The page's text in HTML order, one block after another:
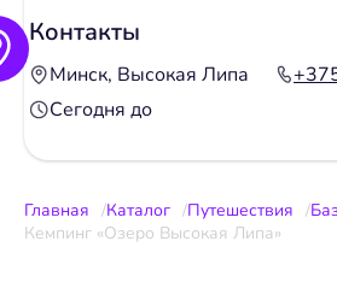
Контакты
Минск, Высокая Липа
Сегодня до
Главная Каталог Путешествия
Кемпинг «Озеро Высокая Липа»